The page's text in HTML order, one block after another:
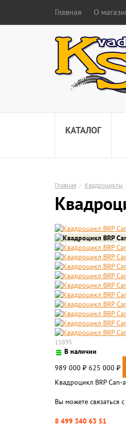
Главная О
КАТАЛОГ
Главная / Квадроциклы
15895
В наличии
989 000 ₽ 625 000 ₽
Квадроцикл BRP
Вы можете связаться
8 499 340 63 51